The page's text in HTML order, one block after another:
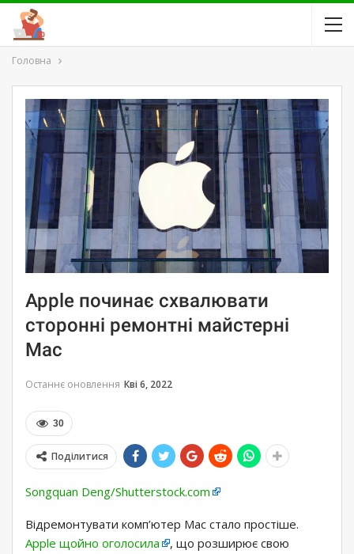
Головна
Apple починає схвалювати
сторонні ремонтні майстерні
Mac
Останнє оновлення Кві 6, 2022
30
Поділитися
Songquan Deng/Shutterstock.com
Відремонтувати комп’ютер Mac стало простіше.
Apple щойно оголосила
, що розширює свою